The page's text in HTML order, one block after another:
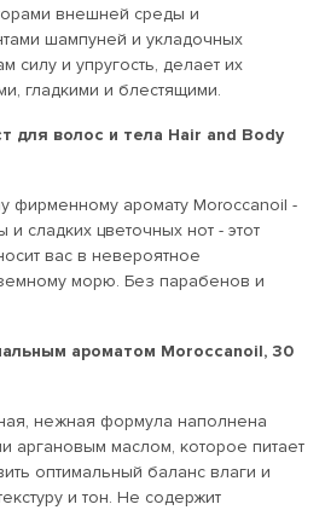
внешней среды и
шампуней и укладочных
силу и упругость, делает их
гладкими и блестящими.
для волос и тела Hair and Body
фирменному аромату Moroccanoil -
сладких цветочных нот - этот
вас в невероятное
морю. Без парабенов и
ароматом Moroccanoil, 30
нежная формула наполнена
аргановым маслом, которое питает
оптимальный баланс влаги и
и тон. Не содержит